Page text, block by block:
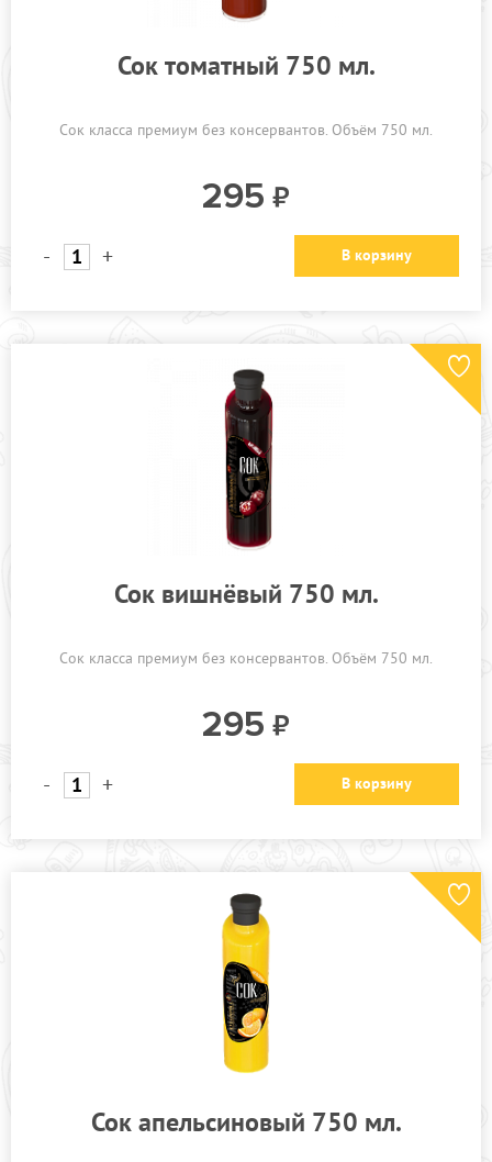
Сок томатный 750 мл.
Сок класса премиум без консервантов. Объём 750 мл.
295
- + В корзину
Сок вишнёвый 750 мл.
Сок класса премиум без консервантов. Объём 750 мл.
295
- + В корзину
Сок апельсиновый 750 мл.